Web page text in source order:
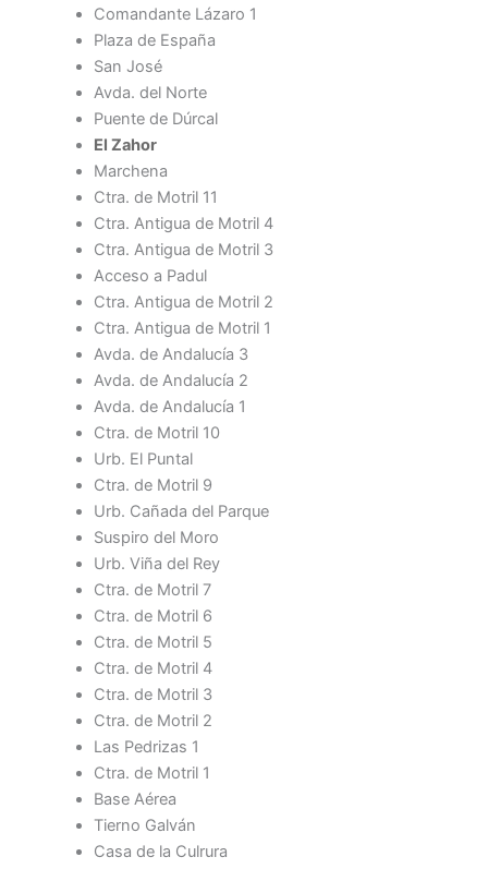
Comandante Lázaro 1
Plaza de España
San José
Avda. del Norte
Puente de Dúrcal
El Zahor
Marchena
Ctra. de Motril 11
Ctra. Antigua de Motril 4
Ctra. Antigua de Motril 3
Acceso a Padul
Ctra. Antigua de Motril 2
Ctra. Antigua de Motril 1
Avda. de Andalucía 3
Avda. de Andalucía 2
Avda. de Andalucía 1
Ctra. de Motril 10
Urb. El Puntal
Ctra. de Motril 9
Urb. Cañada del Parque
Suspiro del Moro
Urb. Viña del Rey
Ctra. de Motril 7
Ctra. de Motril 6
Ctra. de Motril 5
Ctra. de Motril 4
Ctra. de Motril 3
Ctra. de Motril 2
Las Pedrizas 1
Ctra. de Motril 1
Base Aérea
Tierno Galván
Casa de la Culrura